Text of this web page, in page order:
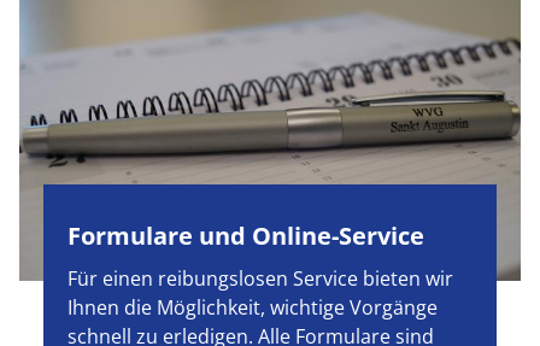
Formulare und Online-Service
Für einen reibungslosen Service bieten wir
Ihnen die Möglichkeit, wichtige Vorgänge
schnell zu erledigen. Alle Formulare sind